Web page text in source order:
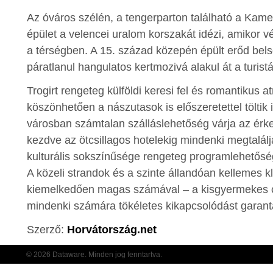
Az óváros szélén, a tengerparton található a
épület a velencei uralom korszakát idézi, amikor
a térségben. A 15. század közepén épült erőd
páratlanul hangulatos kertmozivá alakul át a
Trogirt rengeteg külföldi keresi fel és romantikus
köszönhetően a nászutasok is előszeretettel töltik
városban számtalan szálláslehetőség várja az
kezdve az ötcsillagos hotelekig mindenki
kulturális sokszínűsége rengeteg
A közeli strandok és a szinte állandóan kellemes
kiemelkedően magas számával – a
mindenki számára tökéletes kikapcsolódást
Szerző: Horvátország.net
© 2026 Dataware. Minden jog fenntartva.